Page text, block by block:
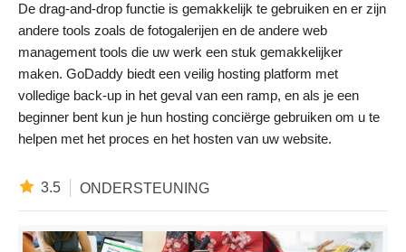
De drag-and-drop functie is gemakkelijk te gebruiken en er zijn
andere tools zoals de fotogalerijen en de andere web
management tools die uw werk een stuk gemakkelijker
maken. GoDaddy biedt een veilig hosting platform met
volledige back-up in het geval van een ramp, en als je een
beginner bent kun je hun hosting conciërge gebruiken om u te
helpen met het proces en het hosten van uw website.
3.5 ONDERSTEUNING